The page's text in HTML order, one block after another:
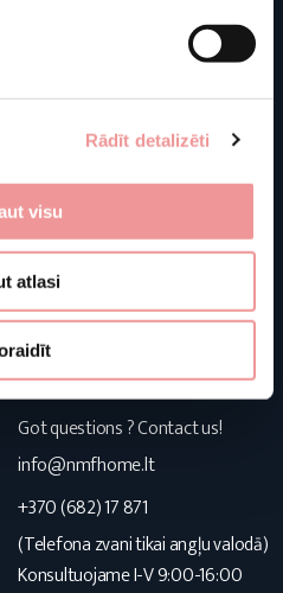
Rādīt detalizēti
visu
atlasi
Store information
J. Basanavičiaus g. 103C
LT-76129 Šiauliai
Lithuania
NMF Home
Got questions ? Contact us!
info@nmfhome.lt
+370 (682) 17 871
(Telefona zvani tikai angļu valodā)
Konsultuojame I-V 9:00-16:00